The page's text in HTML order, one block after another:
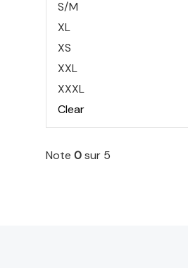
S/M
XL
XS
XXL
XXXL
Clear
Note 0sur 5